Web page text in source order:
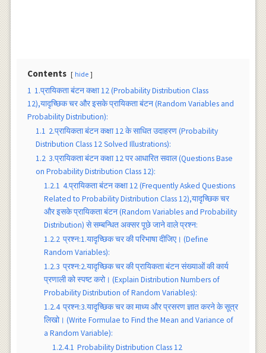
Contents hide
1 1.प्रायिकता बंटन कक्षा 12 (Probability Distribution Class
12),यादृच्छिक चर और इसके प्रायिकता बंटन (Random Variables and
Probability Distribution):
1.1 2.प्रायिकता बंटन कक्षा 12 के साधित उदाहरण (Probability
Distribution Class 12 Solved Illustrations):
1.2 3.प्रायिकता बंटन कक्षा 12 पर आधारित सवाल (Questions Base
on Probability Distribution Class 12):
1.2.1 4.प्रायिकता बंटन कक्षा 12 (Frequently Asked Questions
Related to Probability Distribution Class 12),यादृच्छिक चर
और इसके प्रायिकता बंटन (Random Variables and Probability
Distribution) से सम्बन्धित अक्सर पूछे जाने वाले प्रश्न:
1.2.2 प्रश्न:1.यादृच्छिक चर की परिभाषा दीजिए। (Define
Random Variables):
1.2.3 प्रश्न:2.यादृच्छिक चर की प्रायिकता बंटन संख्याओं की कार्य
प्रणाली को स्पष्ट करो। (Explain Distribution Numbers of
Probability Distribution of Random Variables):
1.2.4 प्रश्न:3.यादृच्छिक चर का माध्य और प्रसरण ज्ञात करने के सूत्र
लिखो। (Write Formulae to Find the Mean and Variance of
a Random Variable):
1.2.4.1 Probability Distribution Class 12